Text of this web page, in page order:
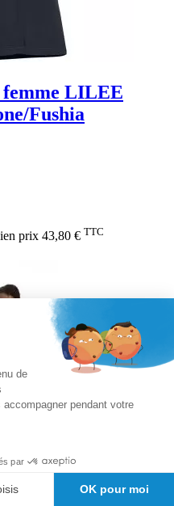
femme LILEE
Fushia
prix 43,80 € TTC
de
pendant votre
par
OK pour moi